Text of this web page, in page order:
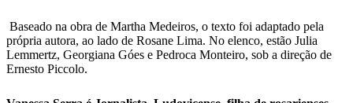
Baseado na obra de Martha Medeiros, o texto foi adaptado pela
própria autora, ao lado de Rosane Lima. No elenco, estão Julia
Lemmertz, Georgiana Góes e Pedroca Monteiro, sob a direção de
Ernesto Piccolo.